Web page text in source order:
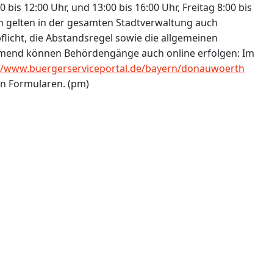
12:00 Uhr, und 13:00 bis 16:00 Uhr, Freitag 8:00 bis
gelten in der gesamten Stadtverwaltung auch
die Abstandsregel sowie die allgemeinen
können Behördengänge auch online erfolgen: Im
bayern/donauwoerth
Formularen. (pm)